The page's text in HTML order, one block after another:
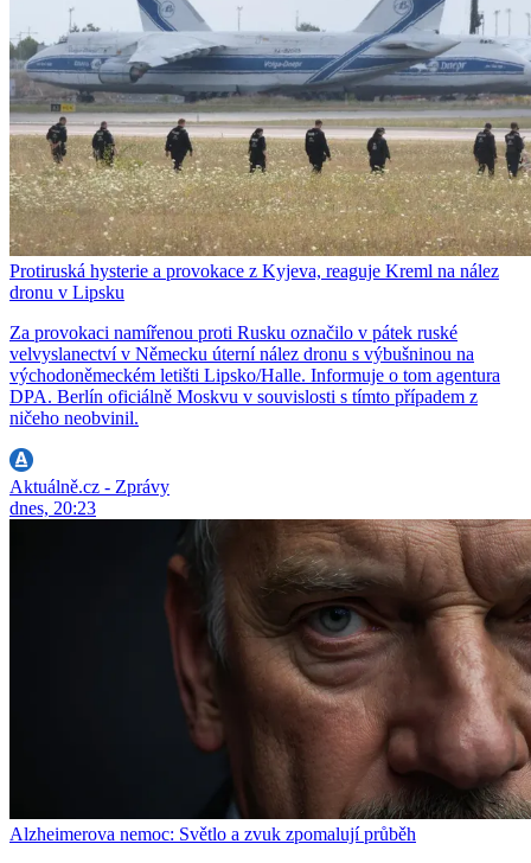
Protiruská hysterie a provokace z Kyjeva, reaguje Kreml na nález
dronu v Lipsku
Za provokaci namířenou proti Rusku označilo v pátek ruské
velvyslanectví v Německu úterní nález dronu s výbušninou na
východoněmeckém letišti Lipsko/Halle. Informuje o tom agentura
DPA. Berlín oficiálně Moskvu v souvislosti s tímto případem z
ničeho neobvinil.
Aktuálně.cz - Zprávy
dnes, 20:23
Alzheimerova nemoc: Světlo a zvuk zpomalují průběh